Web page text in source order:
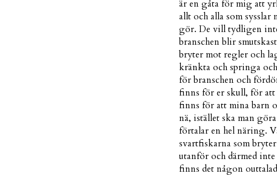
är en gåta för mig att
allt och alla som sysslar
gör. De vill tydligen
branschen blir
bryter mot regler och
kränkta och springa
för branschen och
finns för er skull, för att
finns för att mina barn
nä, istället ska man
förtalar en hel näring.
svartfiskarna som
utanför och därmed
finns det någon